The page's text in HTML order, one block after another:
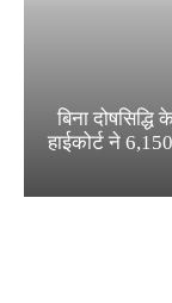
बिना
हाईकोर्ट ने